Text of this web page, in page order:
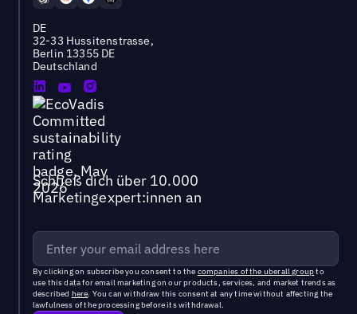
DE
32-33 Hussitenstrasse,
Berlin 13355 DE
Deutschland
Schließ dich über 10.000
Marketingexpert:innen an
By clicking on subscribe you consent to the companies of the uberall groupto
use this data for email marketing on our products, services, and market trends as
described here. You can withdraw this consent at any time without affecting the
lawfulness of the processing before its withdrawal.